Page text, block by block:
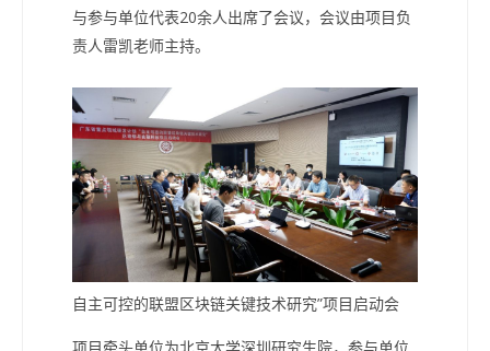
与参与单位代表20余人出席了会议，会议由项目负
责人雷凯老师主持。
自主可控的联盟区块链关键技术研究”项目启动会